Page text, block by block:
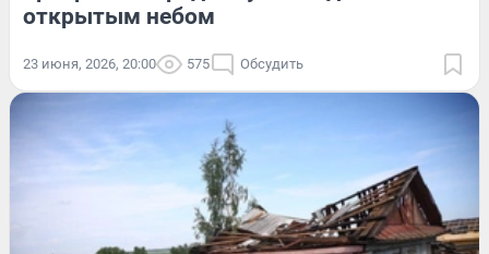
открытым небом
23 июня, 2026, 20:00 575 Обсудить